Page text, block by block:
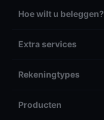
Hoe wilt u beleggen?
Extra services
Rekeningtypes
Producten